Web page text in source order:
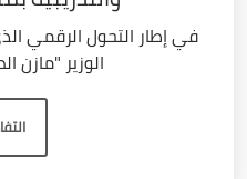
في إطار التحول الرقمي
الوزير "مازن